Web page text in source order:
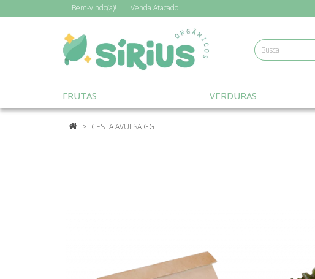
Bem-vindo(a)! Venda Atacado
FRUTAS VERDURAS
CESTA AVULSA GG